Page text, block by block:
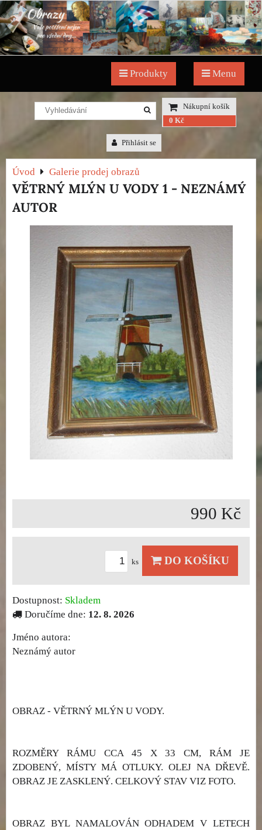
Produkty Menu
Nákupní košík
0 Kč
Přihlásit se
Úvod Galerie prodej obrazů
VĚTRNÝ MLÝN U VODY 1 - NEZNÁMÝ
AUTOR
990 Kč
ks DO KOŠÍKU
Dostupnost: Skladem
Doručíme dne: 12. 8. 2026
Jméno autora:
Neznámý autor
OBRAZ - VĚTRNÝ MLÝN U VODY.
ROZMĚRY RÁMU CCA 45 X 33 CM, RÁM JE
ZDOBENÝ, MÍSTY MÁ OTLUKY. OLEJ NA DŘEVĚ.
OBRAZ JE ZASKLENÝ. CELKOVÝ STAV VIZ FOTO.
OBRAZ BYL NAMALOVÁN ODHADEM V LETECH